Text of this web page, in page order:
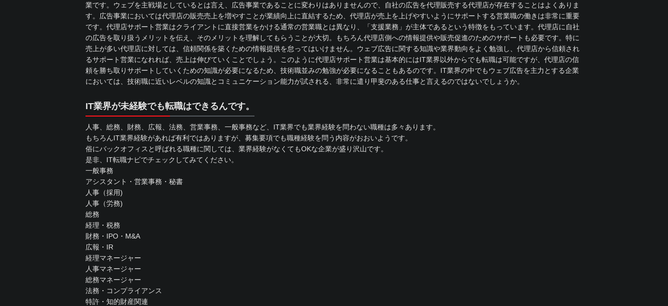
業です。ウェブを主戦場としているとは言え、広告事業であることに変わりはありませんので、自社の広告を代理販売する代理店が存在することはよくありま
す。広告事業においては代理店の販売売上を増やすことが業績向上に直結するため、代理店が売上を上げやすいようにサポートする営業職の働きは非常に重要
です。代理店サポート営業はクライアントに直接営業をかける通常の営業職とは異なり、「支援業務」が主体であるという特徴をもっています。代理店に自社
の広告を取り扱うメリットを伝え、そのメリットを理解してもらうことが大切。もちろん代理店側への情報提供や販売促進のためのサポートも必要です。特に
売上が多い代理店に対しては、信頼関係を築くための情報提供を怠ってはいけません。ウェブ広告に関する知識や業界動向をよく勉強し、代理店から信頼され
るサポート営業になれれば、売上は伸びていくことでしょう。このように代理店サポート営業は基本的にはIT業界以外からでも転職は可能ですが、代理店の信
頼を勝ち取りサポートしていくための知識が必要になるため、技術職並みの勉強が必要になることもあるのです。IT業界の中でもウェブ広告を主力とする企業
においては、技術職に近いレベルの知識とコミュニケーション能力が試される、非常に遣り甲斐のある仕事と言えるのではないでしょうか。
IT業界が未経験でも転職はできるんです。
人事、総務、財務、広報、法務、営業事務、一般事務など、IT業界でも業界経験を問わない職種は多々あります。
もちろんIT業界経験があれば有利ではありますが、募集要項でも職種経験を問う内容がおおいようです。
俗にバックオフィスと呼ばれる職種に関しては、業界経験がなくてもOKな企業が盛り沢山です。
是非、IT転職ナビでチェックしてみてください。
一般事務
アシスタント・営業事務・秘書
人事（採用)
人事（労務)
総務
経理・税務
財務・IPO・M&A
広報・IR
経理マネージャー
人事マネージャー
総務マネージャー
法務・コンプライアンス
特許・知的財産関連